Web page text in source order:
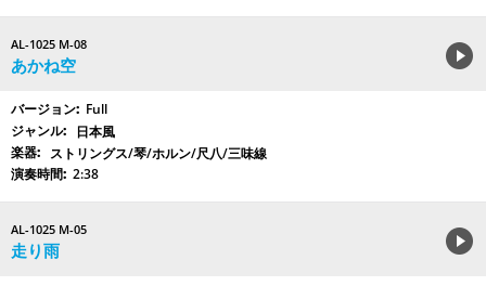
AL-1025 M-08
あかね空
Full
日本風
ストリングス/琴/ホルン/尺八/三味線
2:38
AL-1025 M-05
走り雨